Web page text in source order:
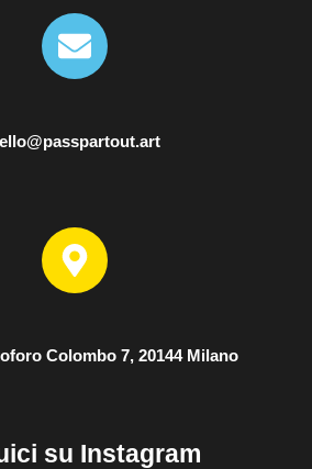
Colombo 7, 20144 Milano
su Instagram